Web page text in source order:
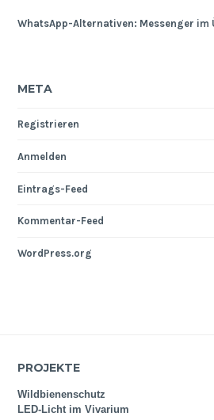
WhatsApp-Alternativen: Messenger im
META
Registrieren
Anmelden
Eintrags-Feed
Kommentar-Feed
WordPress.org
PROJEKTE
Wildbienenschutz
LED-Licht im Vivarium